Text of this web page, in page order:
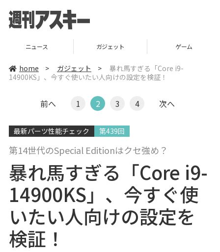
ニュース ガジェット ゲーム
home > ガジェット >
暴れ馬すぎる「Core i9-
14900KS」、今すぐ使いたい人向けの設定を検証！
前へ 1 2 3 4 次へ
最新パーツ性能チェック 第439回
第14世代のSpecial Editionはクセ強め？
暴れ馬すぎる「Core i9-
14900KS」、今すぐ使
いたい人向けの設定を
検証！